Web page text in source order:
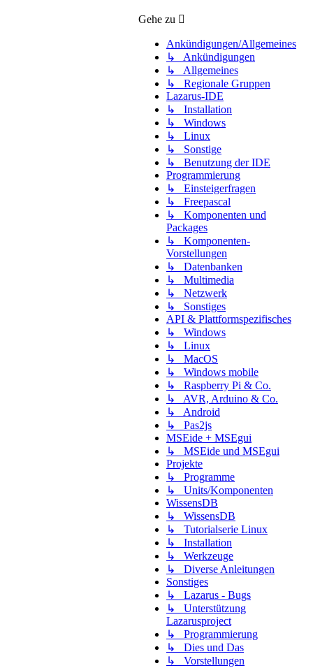
Gehe zu
Ankündigungen/Allgemeines
↳ Ankündigungen
↳ Allgemeines
↳ Regionale Gruppen
Lazarus-IDE
↳ Installation
↳ Windows
↳ Linux
↳ Sonstige
↳ Benutzung der IDE
Programmierung
↳ Einsteigerfragen
↳ Freepascal
↳ Komponenten und
Packages
↳ Komponenten-
Vorstellungen
↳ Datenbanken
↳ Multimedia
↳ Netzwerk
↳ Sonstiges
API & Plattformspezifisches
↳ Windows
↳ Linux
↳ MacOS
↳ Windows mobile
↳ Raspberry Pi & Co.
↳ AVR, Arduino & Co.
↳ Android
↳ Pas2js
MSEide + MSEgui
↳ MSEide und MSEgui
Projekte
↳ Programme
↳ Units/Komponenten
WissensDB
↳ WissensDB
↳ Tutorialserie Linux
↳ Installation
↳ Werkzeuge
↳ Diverse Anleitungen
Sonstiges
↳ Lazarus - Bugs
↳ Unterstützung
Lazarusproject
↳ Programmierung
↳ Dies und Das
↳ Vorstellungen